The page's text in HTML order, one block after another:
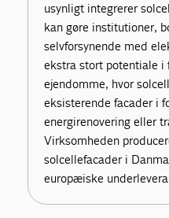
usynligt integrerer
kan gøre institutioner,
selvforsynende med
ekstra stort potentiale i
ejendomme, hvor
eksisterende facader i
energirenovering eller
Virksomheden
solcellefacader i
europæiske